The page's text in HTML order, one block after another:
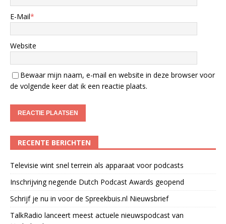
E-Mail*
Website
Bewaar mijn naam, e-mail en website in deze browser voor
de volgende keer dat ik een reactie plaats.
RECENTE BERICHTEN
Televisie wint snel terrein als apparaat voor podcasts
Inschrijving negende Dutch Podcast Awards geopend
Schrijf je nu in voor de Spreekbuis.nl Nieuwsbrief
TalkRadio lanceert meest actuele nieuwspodcast van